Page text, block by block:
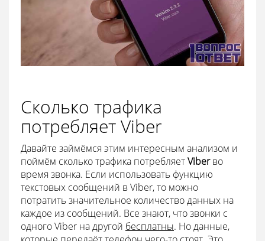
Сколько трафика
потребляет Viber
Давайте займёмся этим интересным анализом и
поймём сколько трафика потребляетViberво
время звонка. Если использовать функцию
текстовых сообщений в Viber, то можно
потратить значительное количество данных на
каждое из сообщений. Все знают, что звонки с
одного Viber на другой бесплатны. Но данные,